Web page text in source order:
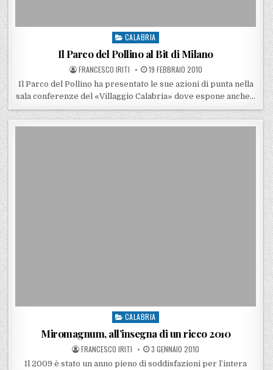
Posted in
CALABRIA
Il Parco del Pollino al Bit di Milano
POSTED BY
FRANCESCO IRITI POSTED ON
19 FEBBRAIO 2010
Il Parco del Pollino ha presentato le sue azioni di punta nella
sala conferenze del «Villaggio Calabria» dove espone anche…
Posted in
CALABRIA
Miromagnum, all’insegna di un ricco 2010
POSTED BY
FRANCESCO IRITI POSTED ON
3 GENNAIO 2010
Il 2009 è stato un anno pieno di soddisfazioni per l’intera